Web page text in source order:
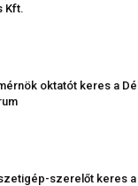
Kft.
oktatót keres a
szerelőt keres